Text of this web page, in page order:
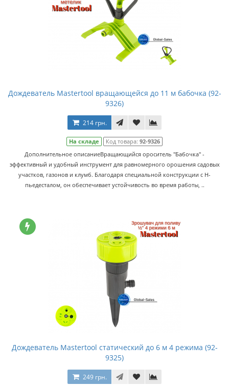
Дождеватель Mastertool вращающейся до 11 м бабочка (92-
9326)
214 грн.
На складе Код товара: 92-9326
Дополнительное описаниеВращающийся ороситель "Бабочка" -
эффективный и удобный инструмент для равномерного орошения садовых
участков, газонов и клумб. Благодаря специальной конструкции с Н-
пьедесталом, он обеспечивает устойчивость во время работы, ..
Дождеватель Mastertool статический до 6 м 4 режима (92-
9325)
249 грн.